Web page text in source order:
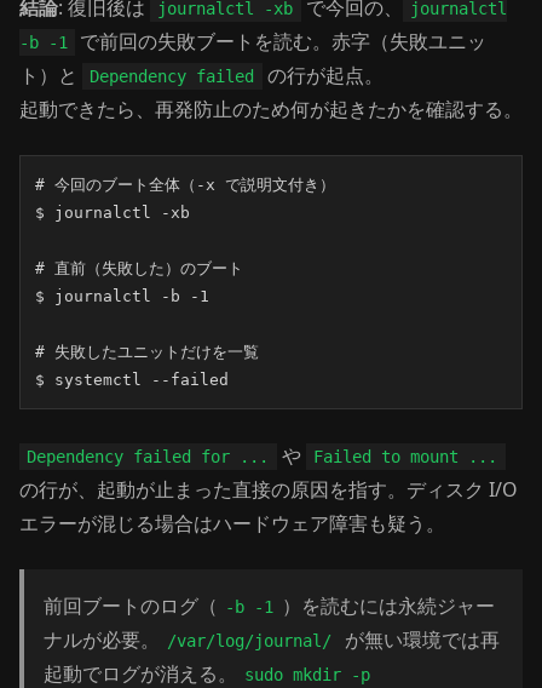
結論: 復旧後は journalctl -xb で今回の、
journalctl
-b -1
で前回の失敗ブートを読む。赤字（失敗ユニッ
ト）と
Dependency failed
の行が起点。
起動できたら、再発防止のため何が起きたかを確認する。
# 今回のブート全体（-x で説明文付き）
$ journalctl -xb
# 直前（失敗した）のブート
$ journalctl -b -1
# 失敗したユニットだけを一覧
$ systemctl --failed
Dependency failed for ... や Failed to mount ...
の行が、起動が止まった直接の原因を指す。ディスク I/O
エラーが混じる場合はハードウェア障害も疑う。
前回ブートのログ（ -b -1
）を読むには永続ジャー
ナルが必要。
/var/log/journal/
が無い環境では再
起動でログが消える。
sudo mkdir -p